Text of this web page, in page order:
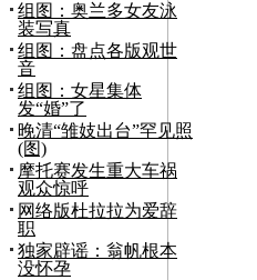
组图：奥兰多女友泳
装写真
组图：盘点各版观世
音
组图：女星集体
发“婚”了
晚清“雏妓出台”罕见照
(图)
摩托赛发生重大车祸
观众惊呼
网络版杜拉拉为爱辞
职
独家辟谣：翁帆根本
没怀孕